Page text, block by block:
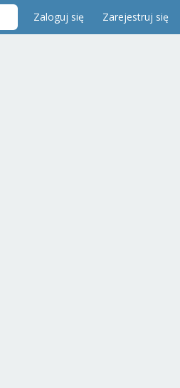
Zaloguj się Zarejestruj się